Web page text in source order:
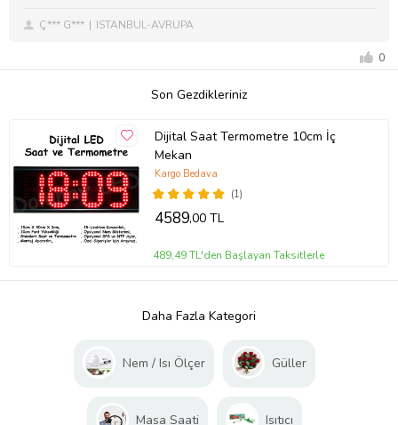
Ç*** G*** ISTANBUL-AVRUPA
0
Son Gezdikleriniz
Dijital Saat Termometre 10cm İç
Mekan
(1)
Kargo Bedava
4589,00 TL
489,49 TL'den Başlayan Taksitlerle
Daha Fazla Kategori
Nem / Isı Ölçer Güller
Masa Saati Isıtıcı